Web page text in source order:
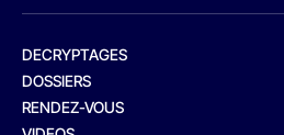
DECRYPTAGES
DOSSIERS
RENDEZ-VOUS